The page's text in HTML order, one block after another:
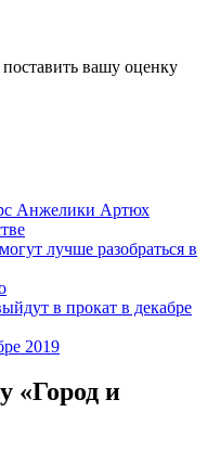
вашу оценку
Анжелики Артюх
лучше разобраться в
в прокат в декабре
2019
«Город и